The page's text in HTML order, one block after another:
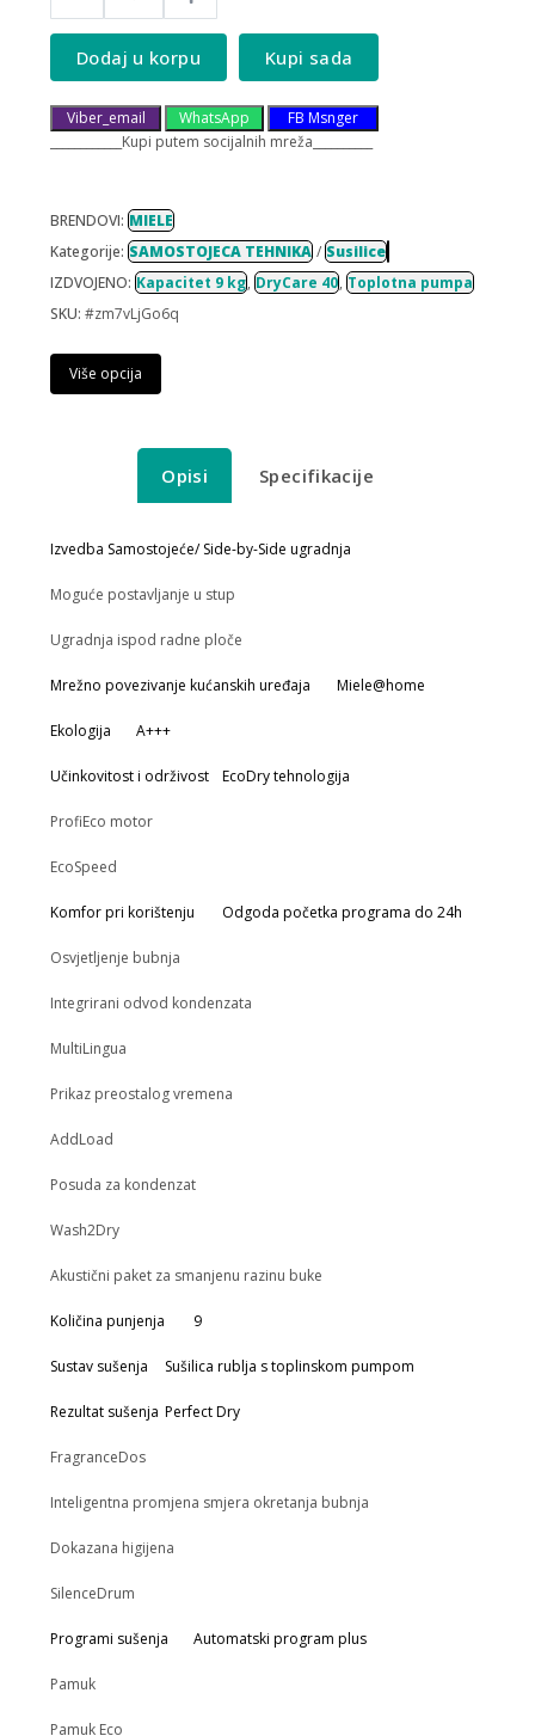
Dodaj u korpu Kupi sada
Viber_email WhatsApp
FB Msnger
____________Kupi putem socijalnih mreža__________
BRENDOVI: MIELE
Kategorije: SAMOSTOJECA TEHNIKA / Susilice
IZDVOJENO: Kapacitet 9 kg, DryCare 40, Toplotna pumpa
SKU: #zm7vLjGo6q
Više opcija
Opisi Specifikacije
Izvedba Samostojeće/ Side-by-Side ugradnja
Moguće postavljanje u stup
Ugradnja ispod radne ploče
Mrežno povezivanje kućanskih uređaja Miele@home
Ekologija A+++
Učinkovitost i održivost EcoDry tehnologija
ProfiEco motor
EcoSpeed
Komfor pri korištenju Odgoda početka programa do 24h
Osvjetljenje bubnja
Integrirani odvod kondenzata
MultiLingua
Prikaz preostalog vremena
AddLoad
Posuda za kondenzat
Wash2Dry
Akustični paket za smanjenu razinu buke
Količina punjenja 9
Sustav sušenja Sušilica rublja s toplinskom pumpom
Rezultat sušenja Perfect Dry
FragranceDos
Inteligentna promjena smjera okretanja bubnja
Dokazana higijena
SilenceDrum
Programi sušenja Automatski program plus
Pamuk
Pamuk Eco